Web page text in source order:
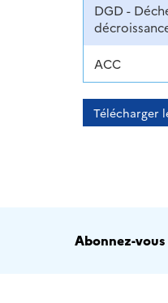
DGD -
ACC
Télécharger
Abonnez-